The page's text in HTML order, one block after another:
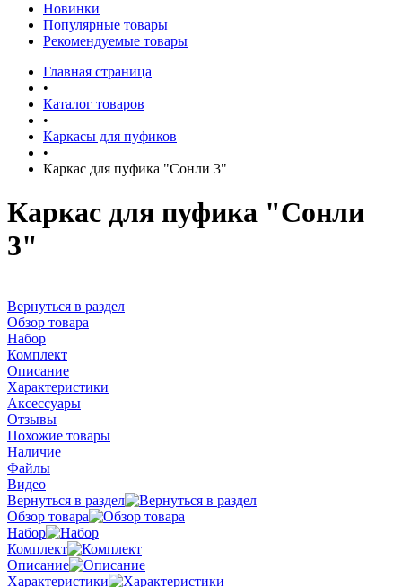
Новинки
Популярные товары
Рекомендуемые товары
Главная страница
•
Каталог товаров
•
Каркасы для пуфиков
•
Каркас для пуфика "Сонли 3"
Каркас для пуфика "Сонли
3"
Вернуться в раздел
Обзор товара
Набор
Комплект
Описание
Характеристики
Аксессуары
Отзывы
Похожие товары
Наличие
Файлы
Видео
Вернуться в раздел
Обзор товара
Набор
Комплект
Описание
Характеристики